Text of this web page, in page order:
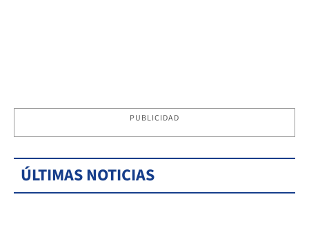
PUBLICIDAD
ÚLTIMAS NOTICIAS